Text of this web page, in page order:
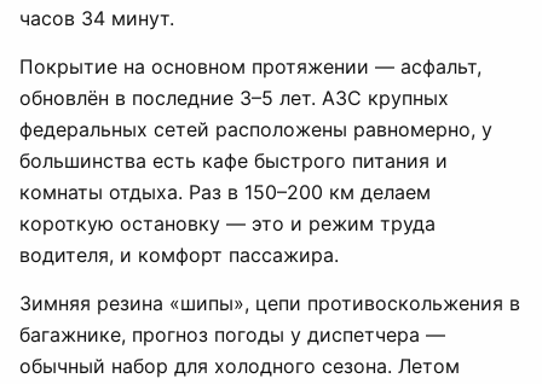
часов 34 минут.
Покрытие на основном протяжении — асфальт,
обновлён в последние 3–5 лет. АЗС крупных
федеральных сетей расположены равномерно, у
большинства есть кафе быстрого питания и
комнаты отдыха. Раз в 150–200 км делаем
короткую остановку — это и режим труда
водителя, и комфорт пассажира.
Зимняя резина «шипы», цепи противоскольжения в
багажнике, прогноз погоды у диспетчера —
обычный набор для холодного сезона. Летом